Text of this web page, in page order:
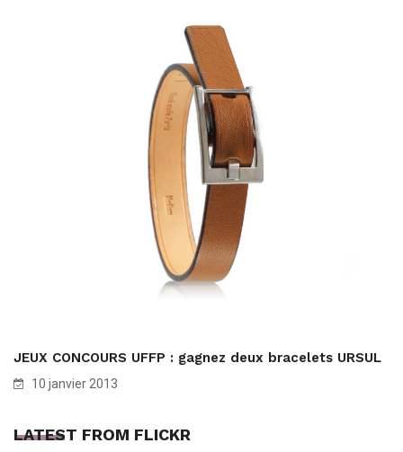
JEUX CONCOURS UFFP : gagnez deux bracelets URSUL
10 janvier 2013
LATEST FROM FLICKR